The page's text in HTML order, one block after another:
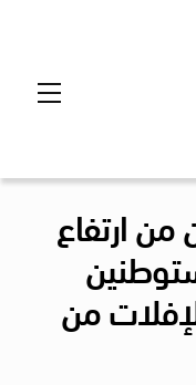
من ارتفاع
من